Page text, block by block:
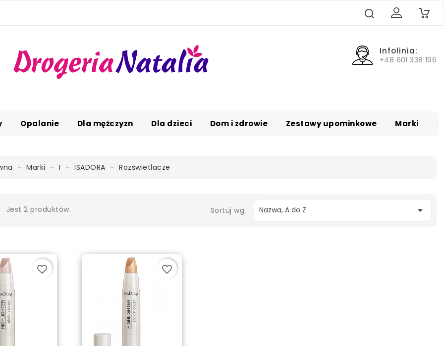
0
Infolinia:
+48 601 338 196
Opalanie Dla mężczyzn Dla dzieci Dom i zdrowie Zestawy upominkowe Marki
WELLATON Farba do...
Cena
21,50 zł
Marki I ISADORA Rozświetlacze
Jest 2 produktów. Sortuj wg: Nazwa, A do Z 
favorite_border favorite_border